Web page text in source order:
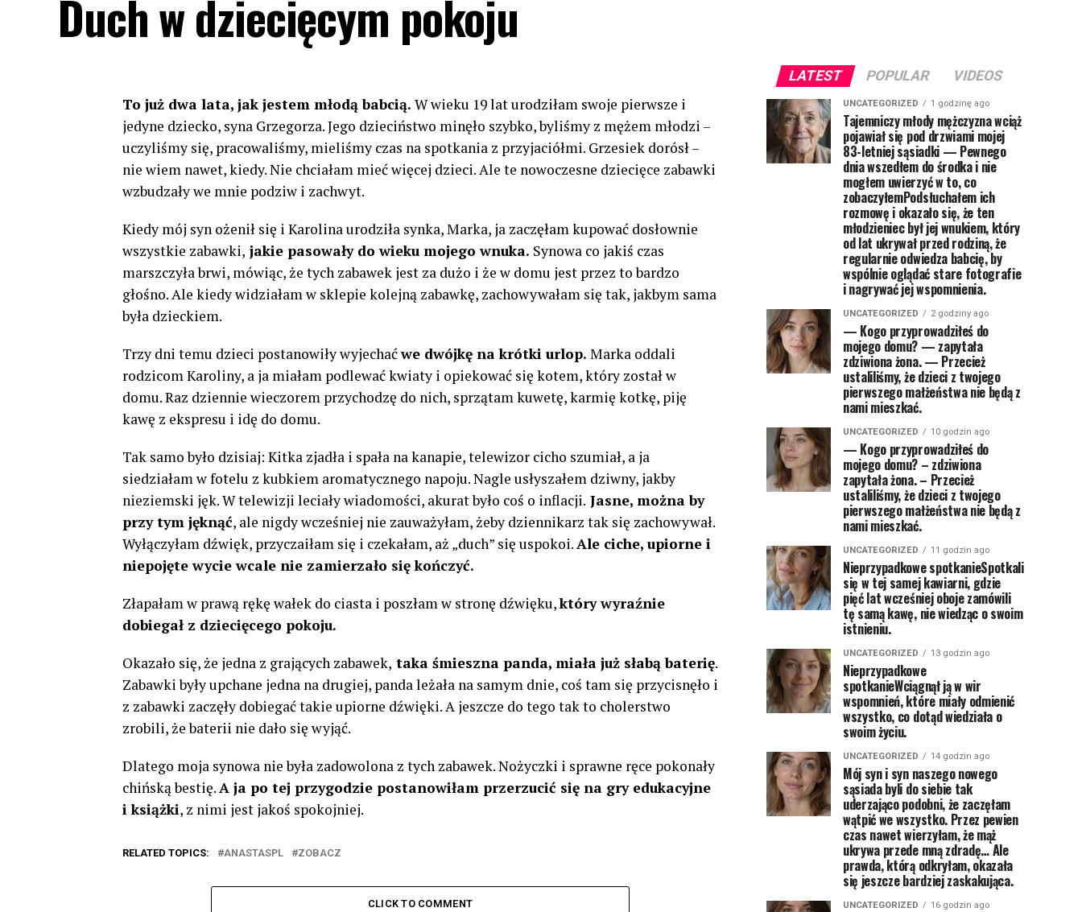
Duch w dziecięcym pokoju
To już dwa lata, jak jestem młodą babcią. W wieku 19 lat urodziłam swoje pierwsze i
jedyne dziecko, syna Grzegorza. Jego dzieciństwo minęło szybko, byliśmy z mężem młodzi –
uczyliśmy się, pracowaliśmy, mieliśmy czas na spotkania z przyjaciółmi. Grzesiek dorósł –
nie wiem nawet, kiedy. Nie chciałam mieć więcej dzieci. Ale te nowoczesne dziecięce zabawki
wzbudzały we mnie podziw i zachwyt.
Kiedy mój syn ożenił się i Karolina urodziła synka, Marka, ja zaczęłam kupować dosłownie
wszystkie zabawki, jakie pasowały do ​​wieku mojego wnuka. Synowa co jakiś czas
marszczyła brwi, mówiąc, że tych zabawek jest za dużo i że w domu jest przez to bardzo
głośno. Ale kiedy widziałam w sklepie kolejną zabawkę, zachowywałam się tak, jakbym sama
była dzieckiem.
Trzy dni temu dzieci postanowiły wyjechaćwe dwójkę na krótki urlop. Marka oddali
rodzicom Karoliny, a ja miałam podlewać kwiaty i opiekować się kotem, który został w
domu. Raz dziennie wieczorem przychodzę do nich, sprzątam kuwetę, karmię kotkę, piję
kawę z ekspresu i idę do domu.
Tak samo było dzisiaj: Kitka zjadła i spała na kanapie, telewizor cicho szumiał, a ja
siedziałam w fotelu z kubkiem aromatycznego napoju. Nagle usłyszałem dziwny, jakby
nieziemski jęk. W telewizji leciały wiadomości, akurat było coś o inflacji. Jasne, można by
przy tym jęknąć, ale nigdy wcześniej nie zauważyłam, żeby dziennikarz tak się zachowywał.
Wyłączyłam dźwięk, przyczaiłam się i czekałam, aż „duch” się uspokoi.Ale ciche, upiorne i
niepojęte wycie wcale nie zamierzało się kończyć.
Złapałam w prawą rękę wałek do ciasta i poszłam w stronę dźwięku,który wyraźnie
dobiegał z dziecięcego pokoju.
Okazało się, że jedna z grających zabawek, taka śmieszna panda, miała już słabą baterię.
Zabawki były upchane jedna na drugiej, panda leżała na samym dnie, coś tam się przycisnęło i
z zabawki zaczęły dobiegać takie upiorne dźwięki. A jeszcze do tego tak to cholerstwo
zrobili, że baterii nie dało się wyjąć.
Dlatego moja synowa nie była zadowolona z tych zabawek. Nożyczki i sprawne ręce pokonały
chińską bestię.A ja po tej przygodzie postanowiłam przerzucić się na gry edukacyjne
i książki, z nimi jest jakoś spokojniej.
RELATED TOPICS: ANASTASPL ZOBACZ
CLICK TO COMMENT
LATEST POPULAR VIDEOS
UNCATEGORIZED 1 godzinę ago
Tajemniczy młody mężczyzna wciąż
pojawiał się pod drzwiami mojej
83-letniej sąsiadki — Pewnego
dnia wszedłem do środka i nie
mogłem uwierzyć w to, co
zobaczyłemPodsłuchałem ich
rozmowę i okazało się, że ten
młodzieniec był jej wnukiem, który
od lat ukrywał przed rodziną, że
regularnie odwiedza babcię, by
wspólnie oglądać stare fotografie
i nagrywać jej wspomnienia.
UNCATEGORIZED 2 godziny ago
— Kogo przyprowadziłeś do
mojego domu? — zapytała
zdziwiona żona. — Przecież
ustaliliśmy, że dzieci z twojego
pierwszego małżeństwa nie będą z
nami mieszkać.
UNCATEGORIZED 10 godzin ago
— Kogo przyprowadziłeś do
mojego domu? – zdziwiona
zapytała żona. – Przecież
ustaliliśmy, że dzieci z twojego
pierwszego małżeństwa nie będą z
nami mieszkać.
UNCATEGORIZED 11 godzin ago
Nieprzypadkowe spotkanieSpotkali
się w tej samej kawiarni, gdzie
pięć lat wcześniej oboje zamówili
tę samą kawę, nie wiedząc o swoim
istnieniu.
UNCATEGORIZED 13 godzin ago
Nieprzypadkowe
spotkanieWciągnął ją w wir
wspomnień, które miały odmienić
wszystko, co dotąd wiedziała o
swoim życiu.
UNCATEGORIZED 14 godzin ago
Mój syn i syn naszego nowego
sąsiada byli do siebie tak
uderzająco podobni, że zaczęłam
wątpić we wszystko. Przez pewien
czas nawet wierzyłam, że mąż
ukrywa przede mną zdradę… Ale
prawda, którą odkryłam, okazała
się jeszcze bardziej zaskakująca.
UNCATEGORIZED 16 godzin ago